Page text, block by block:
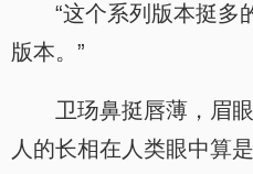
“这个系列版本挺多
版本。”
卫玚鼻挺唇薄，眉
人的长相在人类眼中算